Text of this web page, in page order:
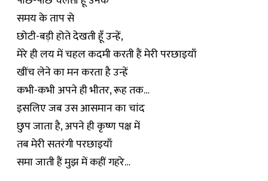
समय के ताप से
छोटी-बड़ी होते देखती हूँ उन्हें,
मेरे ही लय में चहल कदमी करती हैं मेरी परछाइयाँ
खींच लेने का मन करता है उन्हें
कभी-कभी अपने ही भीतर, रूह तक…
इसलिए जब उस आसमान का चांद
छुप जाता है, अपने ही कृष्ण पक्ष में
तब मेरी सतरंगी परछाइयाँ
समा जाती हैं मुझ में कहीं गहरे…